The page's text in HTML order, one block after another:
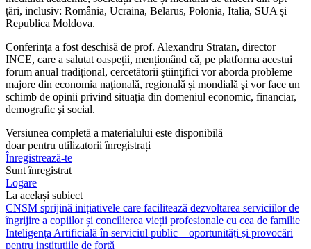
țări, inclusiv: România, Ucraina, Belarus, Polonia, Italia, SUA și
Republica Moldova.
Conferința a fost deschisă de prof. Ale­xandru Stratan, director
INCE, care a salu­tat oaspeții, menționând că, pe platforma acestui
forum anual tradițional, cercetătorii ştiinţifici vor aborda probleme
majore din economia naţională, regională și mondia­lă şi vor face un
schimb de opinii privind situația din domeniul economic, financiar,
demografic şi social.
Versiunea completă a materialului este disponibilă
doar pentru utilizatorii înregistrați
Înregistrează-te
Sunt înregistrat
Logare
La același subiect
CNSM sprijină inițiativele care facilitează dezvoltarea serviciilor de
îngrijire a copiilor și concilierea vieții profesionale cu cea de familie
Inteligența Artificială în serviciul public – oportunități și provocări
pentru instituțiile de forță